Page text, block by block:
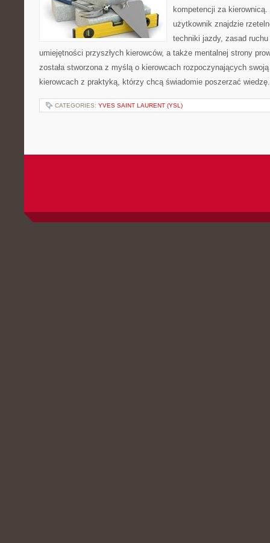
kompetencji za
użytkownik znajdzie
techniki jazdy, zasad
umiejętności przyszłych kierowców, a także mentalnej strony
została stworzona z myślą o kierowcach rozpoczynających
kierowcach z praktyką, którzy chcą świadomie poszerzać
CATEGORIES: YVES SAINT LAURENT (YSL)